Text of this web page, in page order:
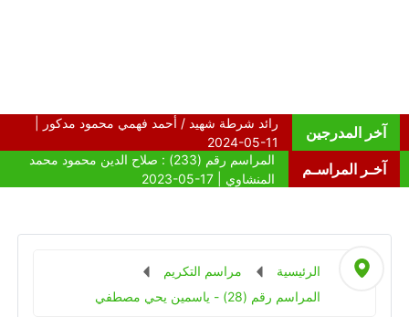
آخر المدرجين
آخـر المراسـم
الرئيسية
مراسم التكريم
المراسم رقم (28) - ياسمين يحي مصطفي